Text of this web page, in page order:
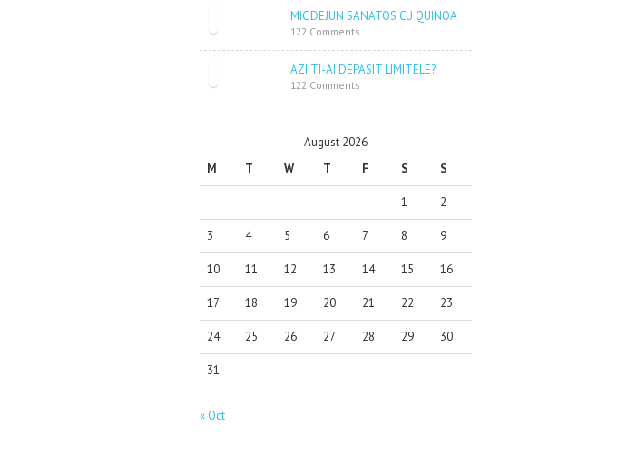
MIC DEJUN SANATOS CU QUINOA
122 Comments
AZI TI-AI DEPASIT LIMITELE?
122 Comments
August 2026
M
T W T F S S
1 2
3 4 5 6 7 8 9
10 11 12 13 14 15 16
17 18 19 20 21 22 23
24 25 26 27 28 29 30
31
« Oct